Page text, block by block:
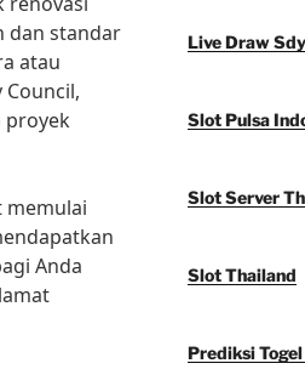
dan standar
atau
proyek
memulai
Anda
Live Draw Sdy
Slot Pulsa
Slot Server
Slot Thailand
Prediksi